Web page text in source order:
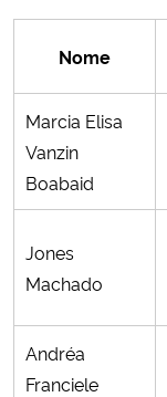
Nome
Marcia Elisa
Vanzin
Boabaid
Jones
Machado
Andréa
Franciele